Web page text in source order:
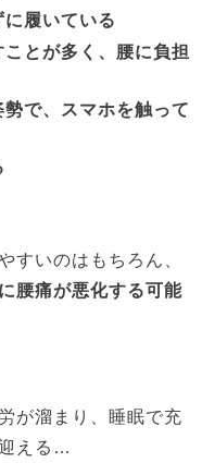
履いている
とが多く、腰に負担
で、スマホを触って
すいのはもちろん、
腰痛が悪化する可能
が溜まり、睡眠で充
える…